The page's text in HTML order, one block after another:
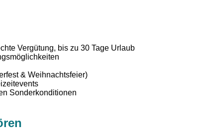
Vergütung, bis zu 30 Tage Urlaub
& Weihnachtsfeier)
Sonderkonditionen